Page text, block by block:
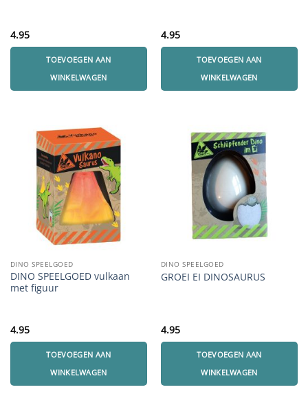
4.95
TOEVOEGEN AAN
WINKELWAGEN
4.95
TOEVOEGEN AAN
WINKELWAGEN
DINO SPEELGOED
DINO SPEELGOED vulkaan
met figuur
4.95
TOEVOEGEN AAN
WINKELWAGEN
DINO SPEELGOED
GROEI EI DINOSAURUS
4.95
TOEVOEGEN AAN
WINKELWAGEN